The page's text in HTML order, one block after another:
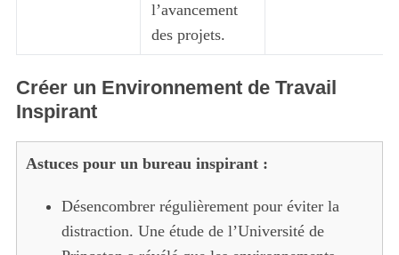
l’avancement
des projets.
Créer un Environnement de Travail
Inspirant
Astuces pour un bureau inspirant :
Désencombrer régulièrement pour éviter la
distraction. Une étude de l’Université de